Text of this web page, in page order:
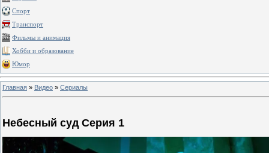
Спорт
Транспорт
Фильмы и анимация
Хобби и образование
Юмор
Главная » Видео » Сериалы
Небесный суд Серия 1